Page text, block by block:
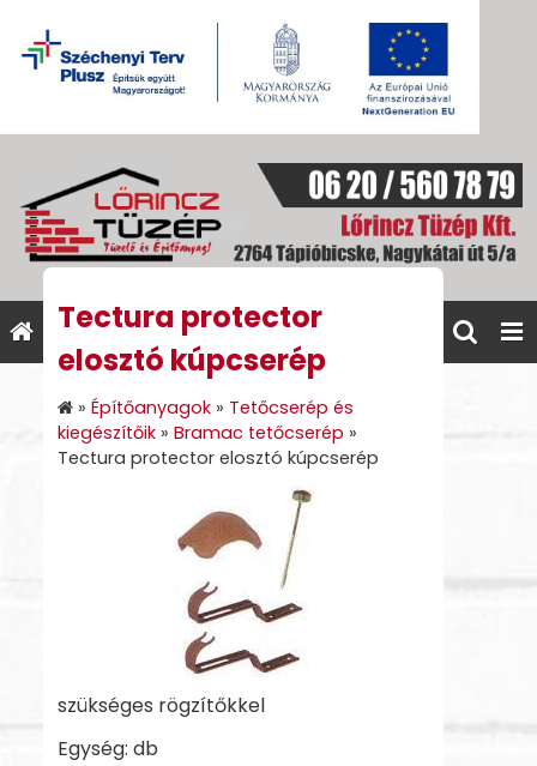
Tectura protector
elosztó kúpcserép
» Építőanyagok » Tetőcserép és
kiegészítőik » Bramac tetőcserép »
Tectura protector elosztó kúpcserép
szükséges rögzítőkkel
Egység: db